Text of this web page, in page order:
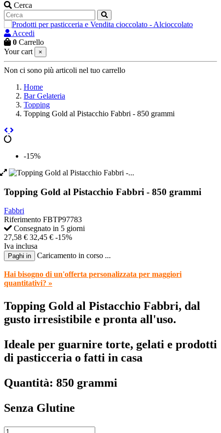
Cerca
Accedi
0 Carrello
Your cart
×
Non ci sono più articoli nel tuo carrello
Home
Bar Gelateria
Topping
Topping Gold al Pistacchio Fabbri - 850 grammi
-15%
Topping Gold al Pistacchio Fabbri - 850 grammi
Fabbri
Riferimento FBTP97783
Consegnato in 5 giorni
27,58 € 32,45 € -15%
Iva inclusa
Paghi in Caricamento in corso ...
Hai bisogno di un'offerta personalizzata per maggiori
quantitativi? »
Topping Gold al Pistacchio Fabbri, dal
gusto irresistibile e pronta all'uso.
Ideale per guarnire torte, gelati e prodotti
di pasticceria o fatti in casa
Quantità: 850 grammi
Senza Glutine